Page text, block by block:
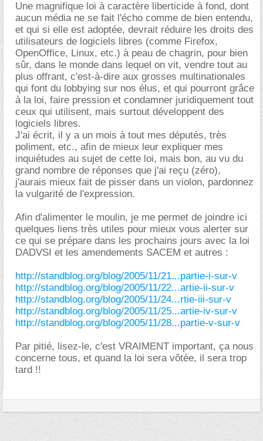
Une magnifique loi à caractère liberticide à fond, dont
aucun média ne se fait l'écho comme de bien entendu,
et qui si elle est adoptée, devrait réduire les droits des
utilisateurs de logiciels libres (comme Firefox,
OpenOffice, Linux, etc.) à peau de chagrin, pour bien
sûr, dans le monde dans lequel on vit, vendre tout au
plus offrant, c'est-à-dire aux grosses multinationales
qui font du lobbying sur nos élus, et qui pourront grâce
à la loi, faire pression et condamner juridiquement tout
ceux qui utilisent, mais surtout développent des
logiciels libres.
J'ai écrit, il y a un mois à tout mes députés, très
poliment, etc., afin de mieux leur expliquer mes
inquiétudes au sujet de cette loi, mais bon, au vu du
grand nombre de réponses que j'ai reçu (zéro),
j'aurais mieux fait de pisser dans un violon, pardonnez
la vulgarité de l'expression.
Afin d'alimenter le moulin, je me permet de joindre ici
quelques liens très utiles pour mieux vous alerter sur
ce qui se prépare dans les prochains jours avec la loi
DADVSI et les amendements SACEM et autres :
http://standblog.org/blog/2005/11/21...partie-i-sur-v
http://standblog.org/blog/2005/11/22...artie-ii-sur-v
http://standblog.org/blog/2005/11/24...rtie-iii-sur-v
http://standblog.org/blog/2005/11/25...artie-iv-sur-v
http://standblog.org/blog/2005/11/28...partie-v-sur-v
Par pitié, lisez-le, c'est VRAIMENT important, ça nous
concerne tous, et quand la loi sera vôtée, il sera trop
tard !!